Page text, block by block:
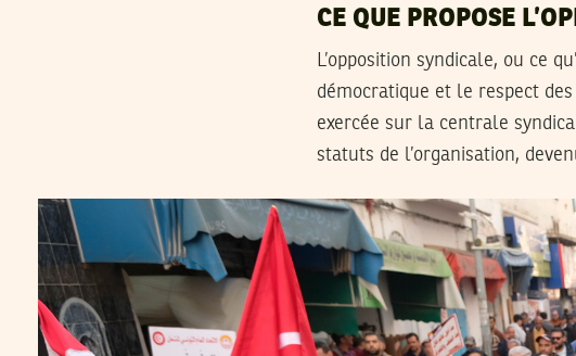
CE QUE PROPOSE
L’opposition syndicale, ou ce
démocratique et le respect
exercée sur la centrale
statuts de l’organisation,